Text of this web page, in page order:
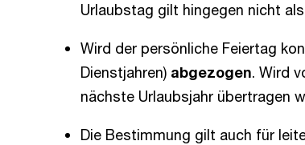
Urlaubstag gilt hingegen nicht
Wird der persönliche Feiertag
Dienstjahren) abgezogen. Wird
nächste Urlaubsjahr übertragen
Die Bestimmung gilt auch für